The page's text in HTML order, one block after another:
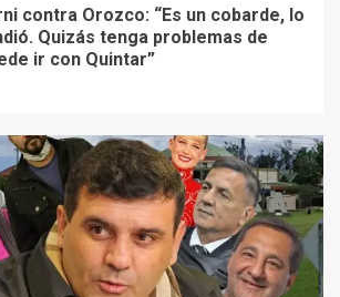
contra Orozco: “Es un cobarde, lo
Quizás tenga problemas de
ir con Quintar”